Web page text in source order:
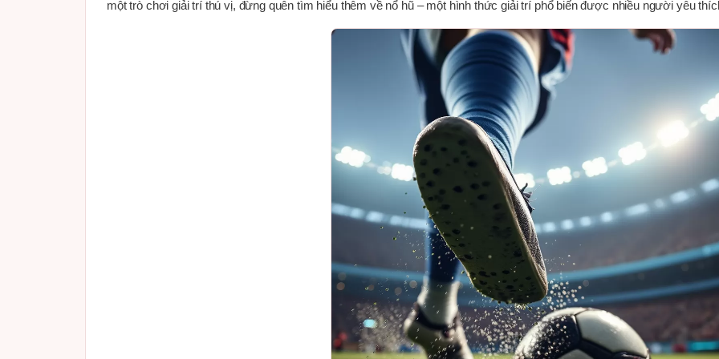
một trò chơi giải trí thú vị, đừng quên tìm hiểu thêm về nổ hũ – một hình thức giải trí phổ biến được nhiều người yêu